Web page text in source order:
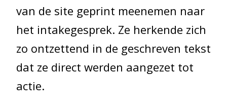
van de site geprint meenemen naar
het intakegesprek. Ze herkende zich
zo ontzettend in de geschreven tekst
dat ze direct werden aangezet tot
actie.